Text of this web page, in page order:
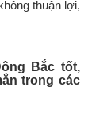
thuận lợi,
Bắc tốt,
trong các